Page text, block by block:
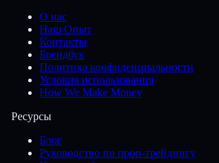
О нас
Наш Опыт
Контакты
Брендбук
Политика конфиденциальности
Условия использования
How We Make Money
Ресурсы
Блог
Руководство по проп-трейдингу